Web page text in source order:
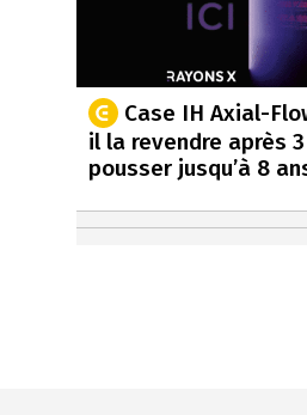
Case IH Axial-
il la revendre après
pousser jusqu’à 8